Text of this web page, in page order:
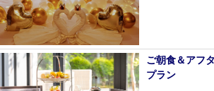
ご朝食＆アフ
プラン